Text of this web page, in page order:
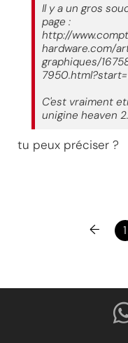
Il y a un gros
page :
http://
hardware.com/
graphiques/
C'est vraiment
unigine heaven
tu peux préciser ?
← 1